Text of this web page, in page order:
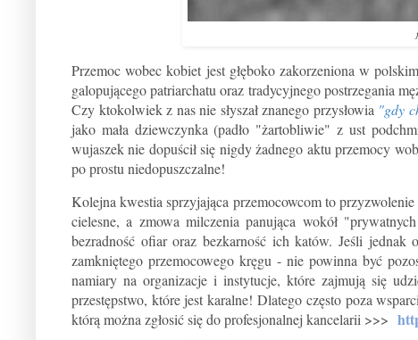
Przemoc wobec kobiet jest głęboko zakorzeniona w
galopującego patriarchatu oraz tradycyjnego postrzegania
Czy ktokolwiek z nas nie słyszał znanego przysłowia "gdy
jako mała dziewczynka (padło "żartobliwie" z ust
wujaszek nie dopuścił się nigdy żadnego aktu przemocy
po prostu niedopuszczalne!
Kolejna kwestia sprzyjająca przemocowcom to
cielesne, a zmowa milczenia panująca wokół
bezradność ofiar oraz bezkarność ich katów. Jeśli
zamkniętego przemocowego kręgu - nie powinna być
namiary na organizacje i instytucje, które zajmują się
przestępstwo, które jest karalne!Dlatego często poza
którą można zgłosić się do profesjonalnej kancelarii >>>